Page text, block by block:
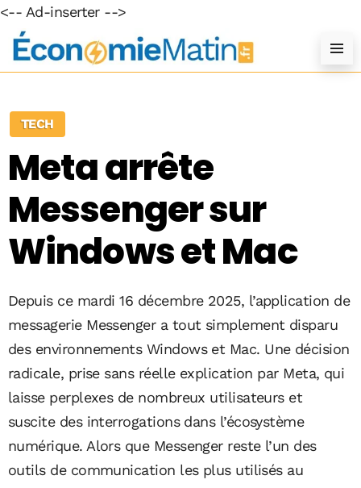
<-- Ad-inserter -->
TECH
Meta arrête
Messenger sur
Windows et Mac
Depuis ce mardi 16 décembre 2025, l’application de
messagerie Messenger a tout simplement disparu
des environnements Windows et Mac. Une décision
radicale, prise sans réelle explication par Meta, qui
laisse perplexes de nombreux utilisateurs et
suscite des interrogations dans l’écosystème
numérique. Alors que Messenger reste l’un des
outils de communication les plus utilisés au